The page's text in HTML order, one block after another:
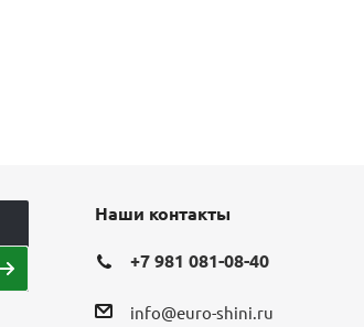
Наши контакты
+7 981 081-08-40
info@euro-shini.ru